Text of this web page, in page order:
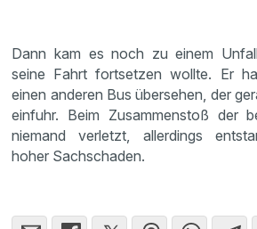
Dann kam es noch zu einem
seine Fahrt fortsetzen wollte. Er
einen anderen Bus übersehen, der
einfuhr. Beim Zusammenstoß der
niemand verletzt, allerdings
hoher Sachschaden.